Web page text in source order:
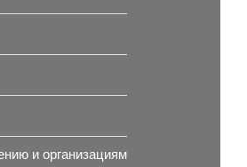
и организациям